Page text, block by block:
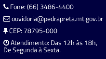
Fone: (66) 3486-4400
ouvidoria@pedrapreta.mt.gov.br
CEP: 78795-000
Atendimento: Das 12h às 18h,
De Segunda à Sexta.